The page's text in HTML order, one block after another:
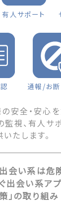
有人サポート
通報/お断
安全・安心
視、有人サ
たします。
出会い系は危
ぐ出会い系ア
」の取り組み